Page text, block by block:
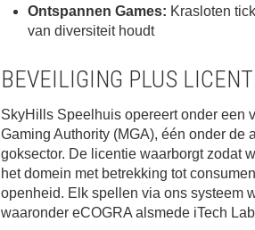
Ontspannen Games: Krasloten
van diversiteit houdt
BEVEILIGING PLUS
SkyHills Speelhuis opereert onder een
Gaming Authority (MGA), één onder
goksector. De licentie waarborgt zodat
het domein met betrekking tot
openheid. Elk spellen via ons systeem
waaronder eCOGRA alsmede iTech